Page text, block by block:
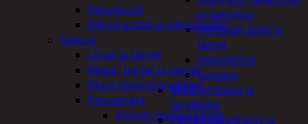
ja laatoitus
Pensselit telat ja
lastat
Sekoittimet
Suojaus
Muut työkalut ja
tarvikkeet
Paineilmatyökalut ja
Pesupussit
Silitysraudat ja silityslaudat
Siivous
Liinat ja sienet
Mopit, harjat ja varret
Muut siivoustarvikkeet
Pesuaineet
Viemärinavausaineet